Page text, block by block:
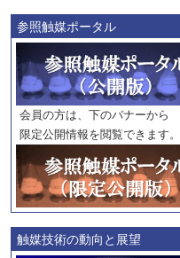
巻・号指定
巻
号
範囲指定
巻
号～
巻
号
触媒年鑑
年度
記事種別
マーク：
マークあり
参照触媒ポータル
会員の方は、下のバナーから
限定公開情報を閲覧できます。
触媒技術の動向と展望